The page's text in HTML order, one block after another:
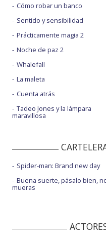
Cómo robar un banco
Sentido y sensibilidad
Prácticamente magia 2
Noche de paz 2
Whalefall
La maleta
Cuenta atrás
Tadeo Jones y la lámpara
maravillosa
Spider-man: Brand new day
Buena suerte, pásalo bien,
mueras